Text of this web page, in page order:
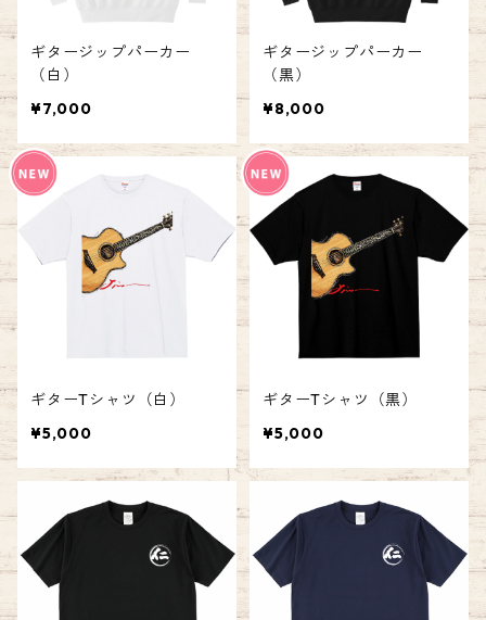
ギタージップパーカー
（白）
¥7,000
ギタージップパーカー
（黒）
¥8,000
ギターTシャツ（白）
¥5,000
ギターTシャツ（黒）
¥5,000